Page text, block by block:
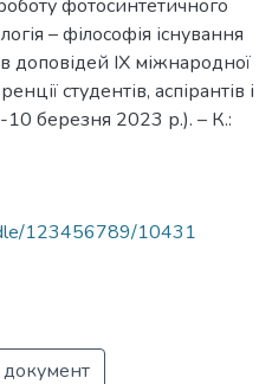
фотосинтетичного
– філософія існування
доповідей ІХ міжнародної
студентів, аспірантів і
березня 2023 р.). – К.:
123456789/10431